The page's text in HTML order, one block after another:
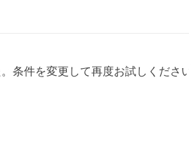
条件を変更して再度お試しください